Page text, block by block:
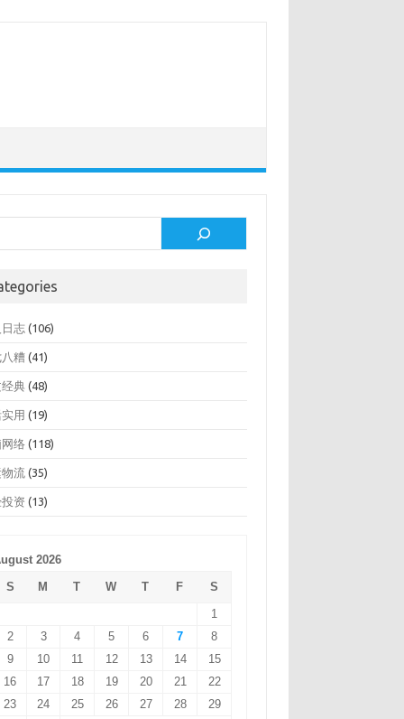
志 (106)
糟 (41)
典 (48)
用 (19)
络 (118)
流 (35)
资 (13)
2026
S
M T W T F
S
1
2
3 4 5 6 7
8
9
10 11 12 13 14
15
16
17 18 19 20 21
22
23
24 25 26 27 28
29